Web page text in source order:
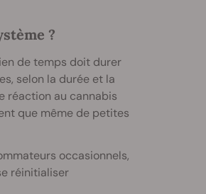
?
de temps doit durer
selon la durée et la
réaction au cannabis
que même de petites
occasionnels,
réinitialiser